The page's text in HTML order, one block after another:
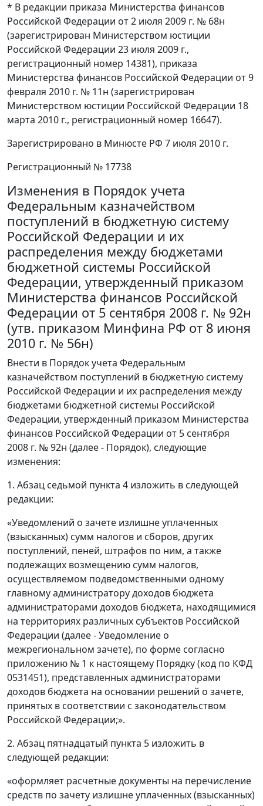
* В редакции приказа Министерства финансов
Российской Федерации от 2 июля 2009 г. № 68н
(зарегистрирован Министерством юстиции
Российской Федерации 23 июля 2009 г.,
регистрационный номер 14381), приказа
Министерства финансов Российской Федерации от 9
февраля 2010 г. № 11н (зарегистрирован
Министерством юстиции Российской Федерации 18
марта 2010 г., регистрационный номер 16647).
Зарегистрировано в Минюсте РФ 7 июля 2010 г.
Регистрационный № 17738
Изменения в Порядок учета
Федеральным казначейством
поступлений в бюджетную систему
Российской Федерации и их
распределения между бюджетами
бюджетной системы Российской
Федерации, утвержденный приказом
Министерства финансов Российской
Федерации от 5 сентября 2008 г. № 92н
(утв. приказом Минфина РФ от 8 июня
2010 г. № 56н)
Внести в Порядок учета Федеральным
казначейством поступлений в бюджетную систему
Российской Федерации и их распределения между
бюджетами бюджетной системы Российской
Федерации, утвержденный приказом Министерства
финансов Российской Федерации от 5 сентября
2008 г. № 92н (далее - Порядок), следующие
изменения:
1. Абзац седьмой пункта 4 изложить в следующей
редакции:
«Уведомлений о зачете излишне уплаченных
(взысканных) сумм налогов и сборов, других
поступлений, пеней, штрафов по ним, а также
подлежащих возмещению сумм налогов,
осуществляемом подведомственными одному
главному администратору доходов бюджета
администраторами доходов бюджета, находящимися
на территориях различных субъектов Российской
Федерации (далее - Уведомление о
межрегиональном зачете), по форме согласно
приложению № 1 к настоящему Порядку (код по КФД
0531451), представленных администраторами
доходов бюджета на основании решений о зачете,
принятых в соответствии с законодательством
Российской Федерации;».
2. Абзац пятнадцатый пункта 5 изложить в
следующей редакции:
«оформляет расчетные документы на перечисление
средств по зачету излишне уплаченных (взысканных)